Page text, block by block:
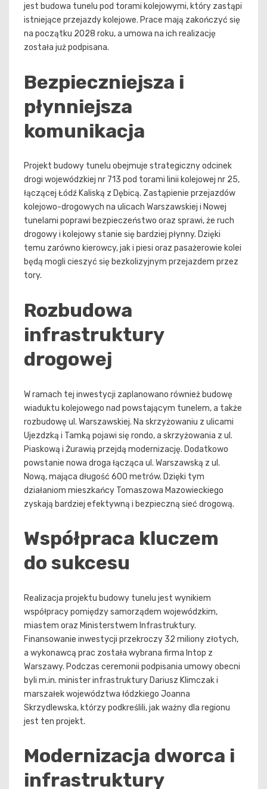
jest budowa tunelu pod torami kolejowymi, który zastąpi
istniejące przejazdy kolejowe. Prace mają zakończyć się
na początku 2028 roku, a umowa na ich realizację
została już podpisana.
Bezpieczniejsza i
płynniejsza
komunikacja
Projekt budowy tunelu obejmuje strategiczny odcinek
drogi wojewódzkiej nr 713 pod torami linii kolejowej nr 25,
łączącej Łódź Kaliską z Dębicą. Zastąpienie przejazdów
kolejowo-drogowych na ulicach Warszawskiej i Nowej
tunelami poprawi bezpieczeństwo oraz sprawi, że ruch
drogowy i kolejowy stanie się bardziej płynny. Dzięki
temu zarówno kierowcy, jak i piesi oraz pasażerowie kolei
będą mogli cieszyć się bezkolizyjnym przejazdem przez
tory.
Rozbudowa
infrastruktury
drogowej
W ramach tej inwestycji zaplanowano również budowę
wiaduktu kolejowego nad powstającym tunelem, a także
rozbudowę ul. Warszawskiej. Na skrzyżowaniu z ulicami
Ujezdzką i Tamką pojawi się rondo, a skrzyżowania z ul.
Piaskową i Żurawią przejdą modernizację. Dodatkowo
powstanie nowa droga łącząca ul. Warszawską z ul.
Nową, mająca długość 600 metrów. Dzięki tym
działaniom mieszkańcy Tomaszowa Mazowieckiego
zyskają bardziej efektywną i bezpieczną sieć drogową.
Współpraca kluczem
do sukcesu
Realizacja projektu budowy tunelu jest wynikiem
współpracy pomiędzy samorządem wojewódzkim,
miastem oraz Ministerstwem Infrastruktury.
Finansowanie inwestycji przekroczy 32 miliony złotych,
a wykonawcą prac została wybrana firma Intop z
Warszawy. Podczas ceremonii podpisania umowy obecni
byli m.in. minister infrastruktury Dariusz Klimczak i
marszałek województwa łódzkiego Joanna
Skrzydlewska, którzy podkreślili, jak ważny dla regionu
jest ten projekt.
Modernizacja dworca i
infrastruktury